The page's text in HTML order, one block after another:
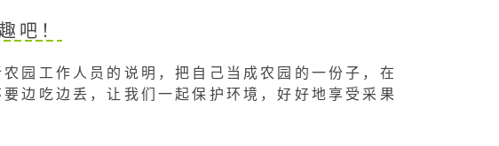
吧！
园工作人员的说明，把自己当成农园的一份子，在
边吃边丢，让我们一起保护环境，好好地享受采果